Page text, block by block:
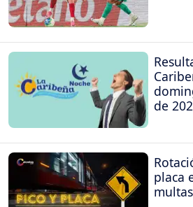
de
placa